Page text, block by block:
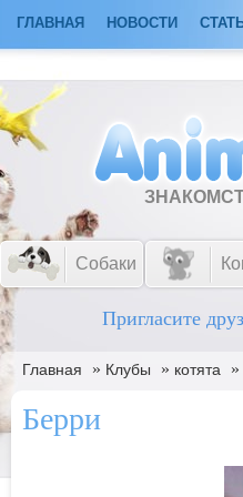
ГЛАВНАЯ НОВОСТИ
Собаки
Пригласите
Главная » Клубы » котята »
Берри